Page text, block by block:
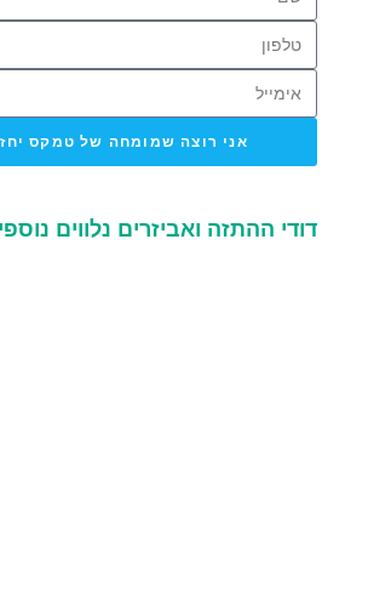
אני רוצה שמומחה של טמקס
דודי ההתזה ואביזרים נלווים